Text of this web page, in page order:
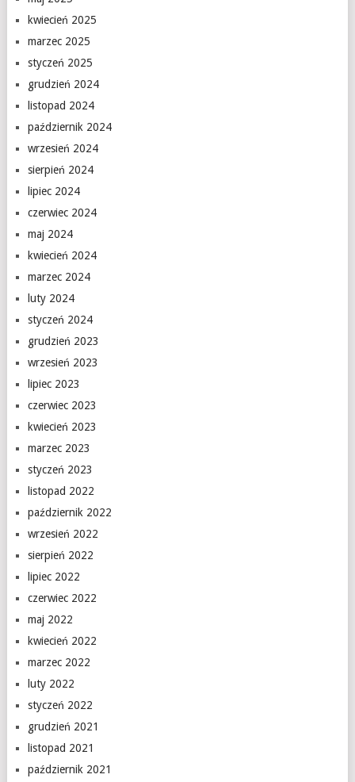
kwiecień 2025
marzec 2025
styczeń 2025
grudzień 2024
listopad 2024
październik 2024
wrzesień 2024
sierpień 2024
lipiec 2024
czerwiec 2024
maj 2024
kwiecień 2024
marzec 2024
luty 2024
styczeń 2024
grudzień 2023
wrzesień 2023
lipiec 2023
czerwiec 2023
kwiecień 2023
marzec 2023
styczeń 2023
listopad 2022
październik 2022
wrzesień 2022
sierpień 2022
lipiec 2022
czerwiec 2022
maj 2022
kwiecień 2022
marzec 2022
luty 2022
styczeń 2022
grudzień 2021
listopad 2021
październik 2021